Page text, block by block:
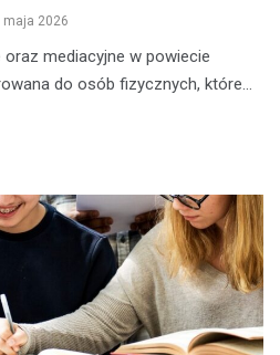
maja 2026
oraz mediacyjne w powiecie
do osób fizycznych, które…